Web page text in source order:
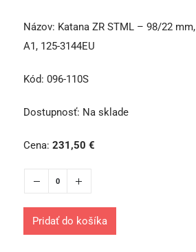
Názov: Katana ZR STML – 98/22 mm,
A1, 125-3144EU
Kód: 096-110S
Dostupnosť: Na sklade
Cena: 231,50 €
Pridať do košíka